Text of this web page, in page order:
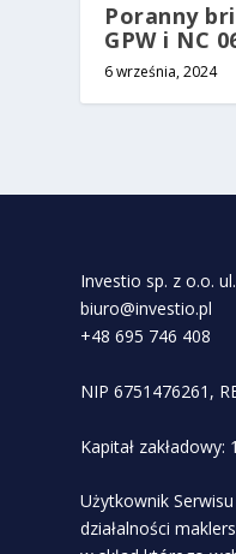
Poranny
GPW i NC
6 września, 2024
Investio sp. z o.o.
biuro@investio.pl
+48 695 746 408
NIP 6751476261,
Kapitał zakładowy:
Użytkownik
działalności